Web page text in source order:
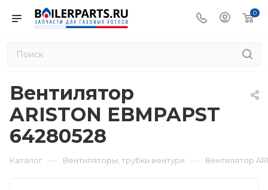
0
Вентилятор
ARISTON EBMPAPST
64280528
Каталог — Вентиляторы, трубки вентури — Вентилятор